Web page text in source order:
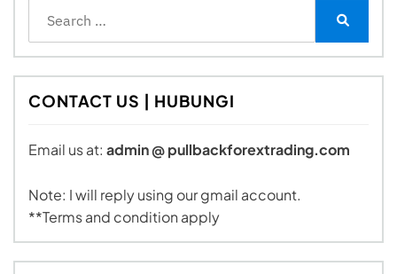
for:
CONTACT US | HUBUNGI
Email us at: admin @ pullbackforextrading.com
Note: I will reply using our gmail account.
**Terms and condition apply